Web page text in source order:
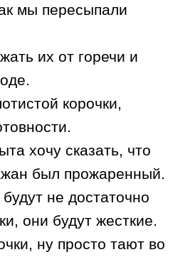
мы пересыпали
их от горечи и
корочки,
хочу сказать, что
был прожаренный.
не достаточно
они будут жесткие.
ну просто тают во